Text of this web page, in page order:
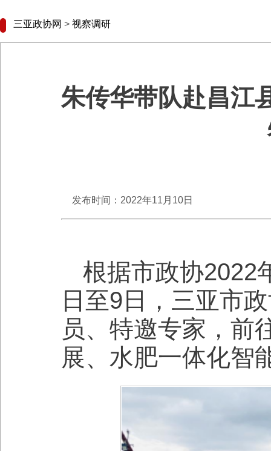
三亚政协网 > 视察调研
朱传华带队赴昌江
发布时间：2022年11月10日
根据市政协2022
日至9日，三亚市
员、特邀专家，前
展、水肥一体化智